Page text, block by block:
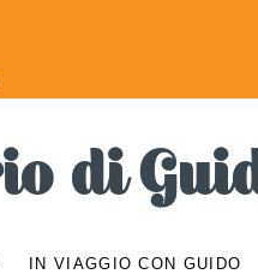
di
IN VIAGGIO CON GUIDO